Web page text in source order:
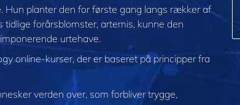
planter den for første gang langs rækker af
forårsblomster, artemis, kunne den
urtehave.
online-kurser, der er baseret på principper fra
verden over, som forbliver trygge,